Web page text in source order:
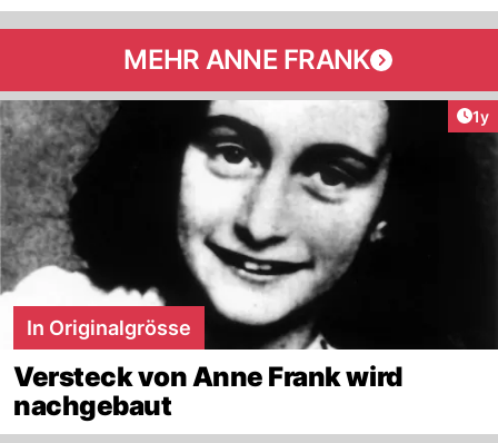
MEHR ANNE FRANK
1y
In Originalgrösse
Versteck von Anne Frank wird
nachgebaut